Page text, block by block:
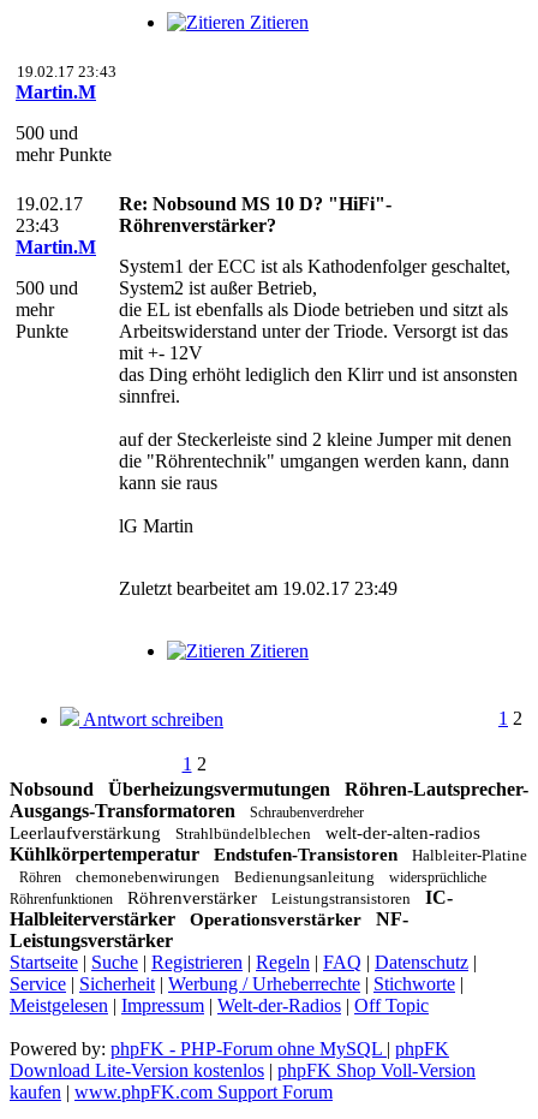
Zitieren
19.02.17 23:43
Martin.M
500 und
mehr Punkte
19.02.17
23:43
Martin.M
500 und
mehr
Punkte
Re: Nobsound MS 10 D? "HiFi"-
Röhrenverstärker?
System1 der ECC ist als Kathodenfolger geschaltet,
System2 ist außer Betrieb,
die EL ist ebenfalls als Diode betrieben und sitzt als
Arbeitswiderstand unter der Triode. Versorgt ist das
mit +- 12V
das Ding erhöht lediglich den Klirr und ist ansonsten
sinnfrei.
auf der Steckerleiste sind 2 kleine Jumper mit denen
die "Röhrentechnik" umgangen werden kann, dann
kann sie raus
lG Martin
Zuletzt bearbeitet am 19.02.17 23:49
Zitieren
Antwort schreiben 1 2
1 2
Nobsound
Überheizungsvermutungen
Röhren-Lautsprecher-
Ausgangs-Transformatoren
Schraubenverdreher
Leerlaufverstärkung Strahlbündelblechen welt-der-alten-radios
Kühlkörpertemperatur Endstufen-Transistoren Halbleiter-Platine
Röhren chemonebenwirungen Bedienungsanleitung
widersprüchliche
Röhrenfunktionen
Röhrenverstärker Leistungstransistoren
IC-
Halbleiterverstärker
Operationsverstärker
NF-
Leistungsverstärker
Startseite | Suche | Registrieren | Regeln | FAQ | Datenschutz |
Service | Sicherheit | Werbung / Urheberrechte | Stichworte |
Meistgelesen | Impressum | Welt-der-Radios | Off Topic
Powered by: phpFK - PHP-Forum ohne MySQL | phpFK
Download Lite-Version kostenlos | phpFK Shop Voll-Version
kaufen | www.phpFK.com Support Forum